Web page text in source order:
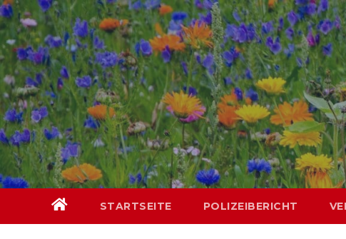
springen
Skip
to
content
STARTSEITE POLIZEIBERICHT